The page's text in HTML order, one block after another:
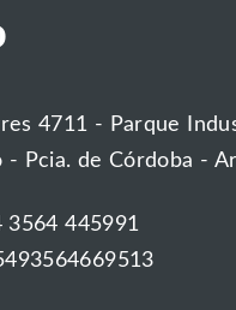
4711 - Parque
- Pcia. de Córdoba -
3564 445991